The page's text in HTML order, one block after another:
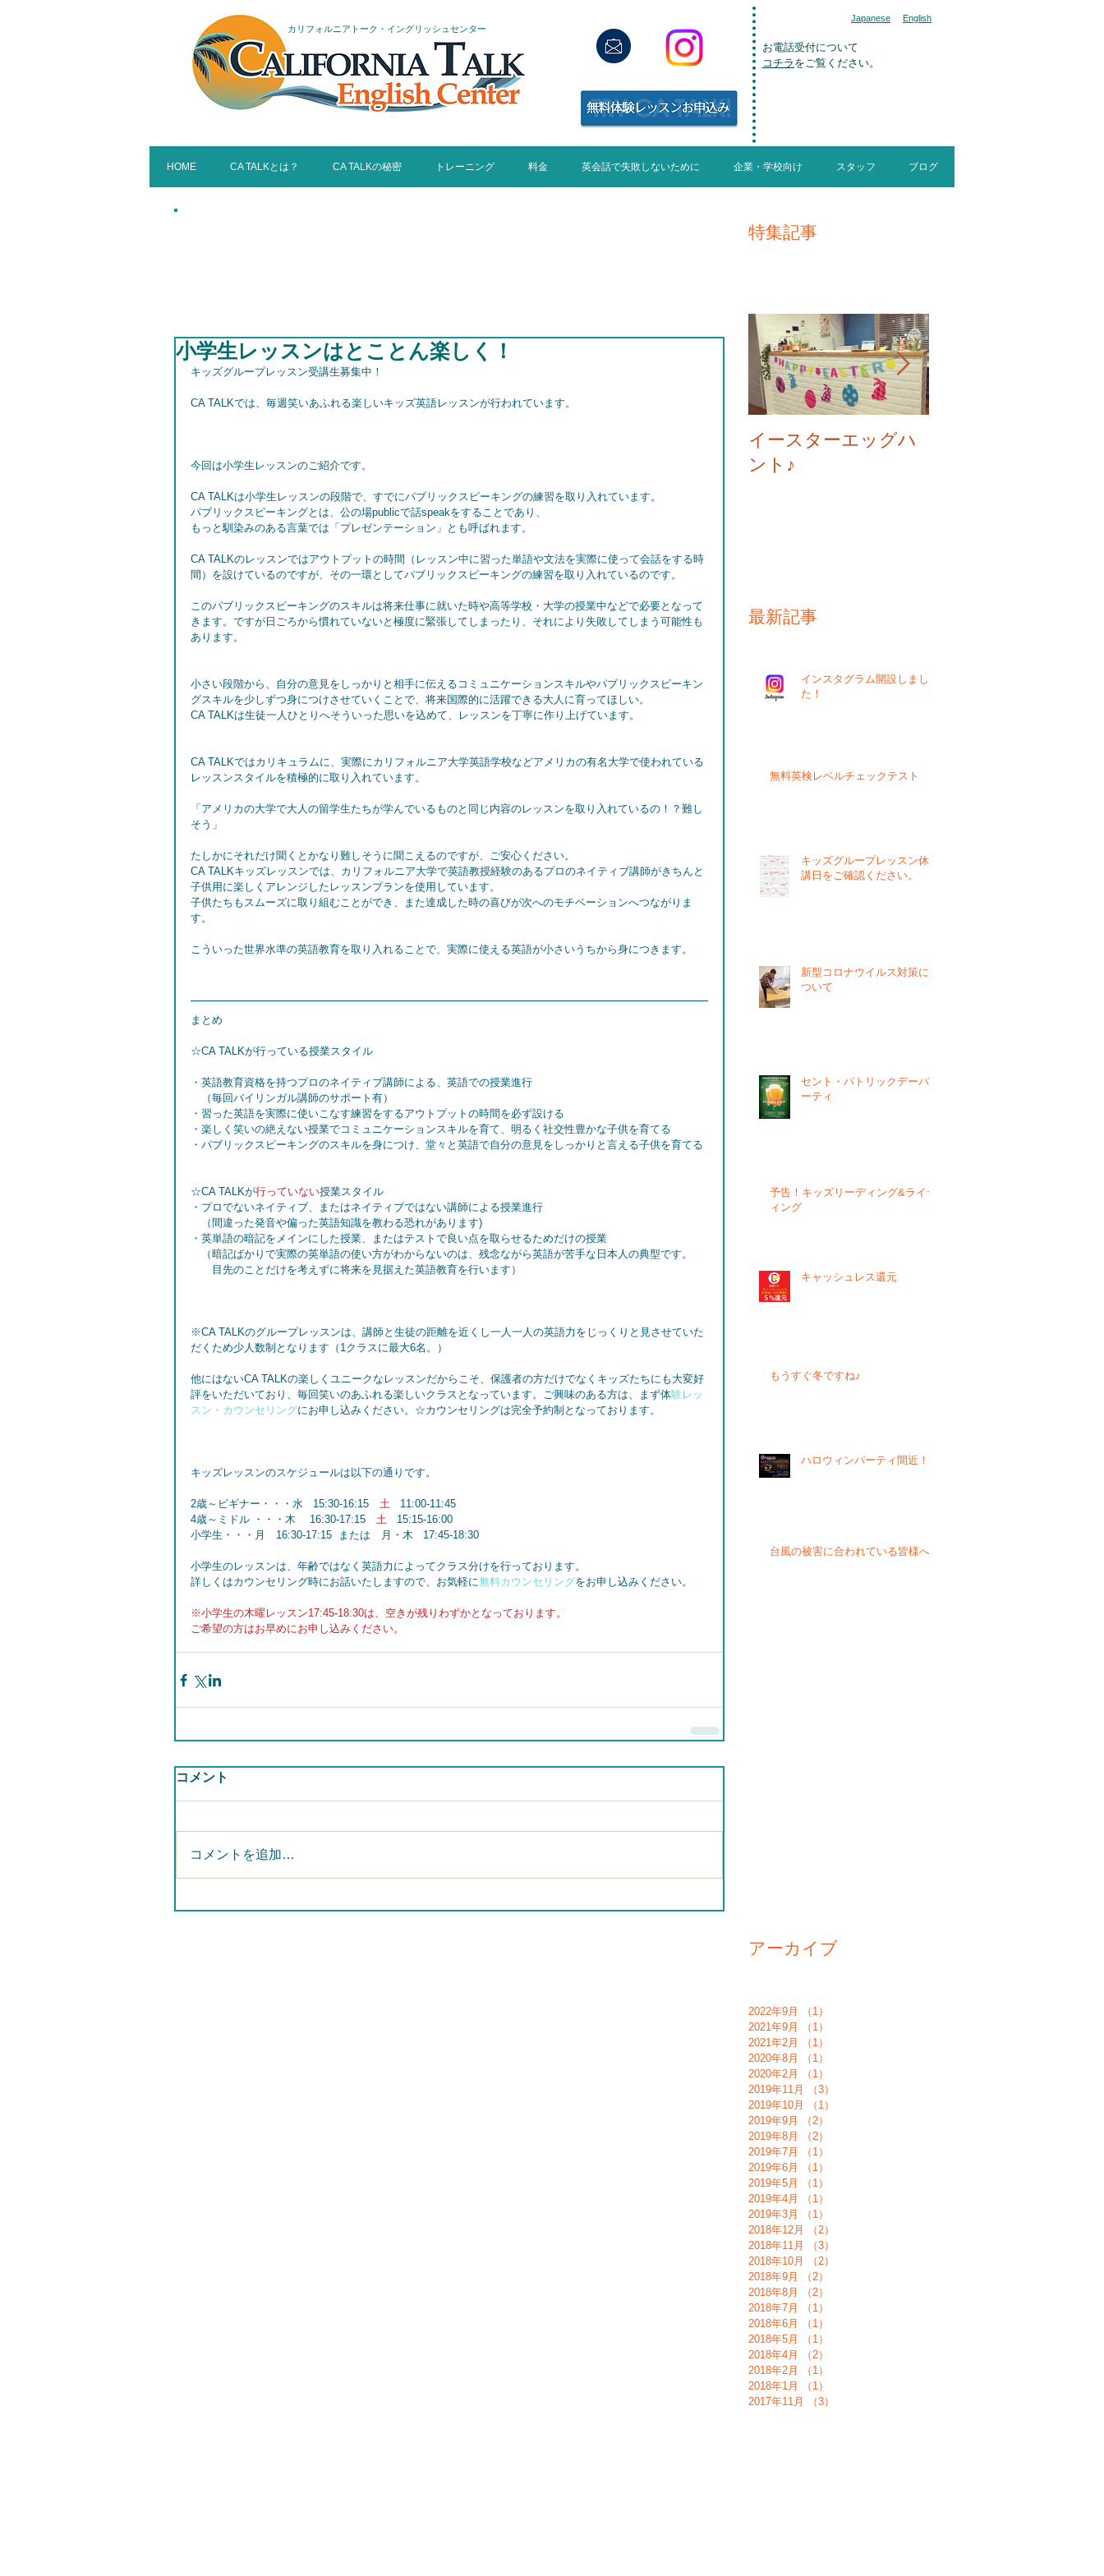
カリフォルニアトーク・イングリッシュセンター
お電話受付について
コチラをご覧ください。
Japanese English
HOME CA TALKとは？ CA TALKの秘密 トレーニング 料金 英会話で失敗しないために 企業・学校向け スタッフ ブログ
特集記事
小学生レッスンはとことん楽しく！
キッズグループレッスン受講生募集中！
CA TALKでは、毎週笑いあふれる楽しいキッズ英語レッスンが行われています。
今回は小学生レッスンのご紹介です。
CA TALKは小学生レッスンの段階で、すでにパブリックスピーキングの練習を取り入れています。
パブリックスピーキングとは、公の場publicで話speakをすることであり、
もっと馴染みのある言葉では「プレゼンテーション」とも呼ばれます。
CA TALKのレッスンではアウトプットの時間（レッスン中に習った単語や文法を実際に使って会話をする時
間）を設けているのですが、その一環としてパブリックスピーキングの練習を取り入れているのです。
このパブリックスピーキングのスキルは将来仕事に就いた時や高等学校・大学の授業中などで必要となって
きます。ですが日ごろから慣れていないと極度に緊張してしまったり、それにより失敗してしまう可能性も
あります。
小さい段階から、自分の意見をしっかりと相手に伝えるコミュニケーションスキルやパブリックスピーキン
グスキルを少しずつ身につけさせていくことで、将来国際的に活躍できる大人に育ってほしい。
CA TALKは生徒一人ひとりへそういった思いを込めて、レッスンを丁寧に作り上げています。
CA TALKではカリキュラムに、実際にカリフォルニア大学英語学校などアメリカの有名大学で使われている
レッスンスタイルを積極的に取り入れています。
「アメリカの大学で大人の留学生たちが学んでいるものと同じ内容のレッスンを取り入れているの！？難し
そう」
たしかにそれだけ聞くとかなり難しそうに聞こえるのですが、ご安心ください。
CA TALKキッズレッスンでは、カリフォルニア大学で英語教授経験のあるプロのネイティブ講師がきちんと
子供用に楽しくアレンジしたレッスンプランを使用しています。
子供たちもスムーズに取り組むことができ、また達成した時の喜びが次へのモチベーションへつながりま
す。
こういった世界水準の英語教育を取り入れることで、実際に使える英語が小さいうちから身につきます。
まとめ
☆CA TALKが行っている授業スタイル
・英語教育資格を持つプロのネイティブ講師による、英語での授業進行
（毎回バイリンガル講師のサポート有）
・習った英語を実際に使いこなす練習をするアウトプットの時間を必ず設ける
・楽しく笑いの絶えない授業でコミュニケーションスキルを育て、明るく社交性豊かな子供を育てる
・パブリックスピーキングのスキルを身につけ、堂々と英語で自分の意見をしっかりと言える子供を育てる
☆CA TALKが行っていない授業スタイル
・プロでないネイティブ、またはネイティブではない講師による授業進行
（間違った発音や偏った英語知識を教わる恐れがあります)
・英単語の暗記をメインにした授業、またはテストで良い点を取らせるためだけの授業
（暗記ばかりで実際の英単語の使い方がわからないのは、残念ながら英語が苦手な日本人の典型です。
目先のことだけを考えずに将来を見据えた英語教育を行います）
※CA TALKのグループレッスンは、講師と生徒の距離を近くし一人一人の英語力をじっくりと見させていた
だくため少人数制となります（1クラスに最大6名。）
他にはないCA TALKの楽しくユニークなレッスンだからこそ、保護者の方だけでなくキッズたちにも大変好
評をいただいており、毎回笑いのあふれる楽しいクラスとなっています。ご興味のある方は、まず体験レッ
スン・カウンセリングにお申し込みください。☆カウンセリングは完全予約制となっております。
キッズレッスンのスケジュールは以下の通りです。
2歳～ビギナー・・・水   15:30-16:15 土
  11:00-11:45
4歳～ミドル ・・・木　 16:30-17:15 土
  15:15-16:00
小学生・・・月　16:30-17:15  または　月・木   17:45-18:30
小学生のレッスンは、年齢ではなく英語力によってクラス分けを行っております。
詳しくはカウンセリング時にお話いたしますので、お気軽に無料カウンセリングをお申し込みください。
※小学生の木曜レッスン17:45-18:30は、空きが残りわずかとなっております。
ご希望の方はお早めにお申し込みください。
コメント
コメントを追加…
イースターエッグハ
ント♪
最新記事
インスタグラム開設しまし
た！
無料英検レベルチェックテスト
キッズグループレッスン休
講日をご確認ください。
新型コロナウイルス対策に
ついて
セント・パトリックデーパ
ーティ
予告！キッズリーディング&ライテ
ィング
キャッシュレス還元
もうすぐ冬ですね♪
ハロウィンパーティ間近！
台風の被害に合われている皆様へ
アーカイブ
2022年9月 （1）
2021年9月
（1）
2021年2月
（1）
2020年8月
（1）
2020年2月
（1）
2019年11月
（3）
2019年10月
（1）
2019年9月
（2）
2019年8月
（2）
2019年7月
（1）
2019年6月
（1）
2019年5月
（1）
2019年4月
（1）
2019年3月
（1）
2018年12月
（2）
2018年11月
（3）
2018年10月
（2）
2018年9月
（2）
2018年8月
（2）
2018年7月
（1）
2018年6月
（1）
2018年5月
（1）
2018年4月
（2）
2018年2月
（1）
2018年1月
（1）
2017年11月
（3）